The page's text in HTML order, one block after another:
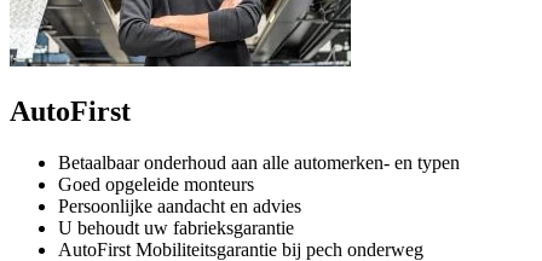
AutoFirst
Betaalbaar onderhoud aan alle automerken- en typen
Goed opgeleide monteurs
Persoonlijke aandacht en advies
U behoudt uw fabrieksgarantie
AutoFirst Mobiliteitsgarantie bij pech onderweg